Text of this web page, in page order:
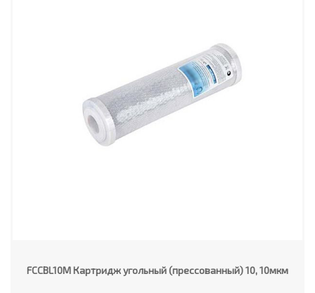
FCCBL10M Картридж угольный (прессованный) 10, 10мкм